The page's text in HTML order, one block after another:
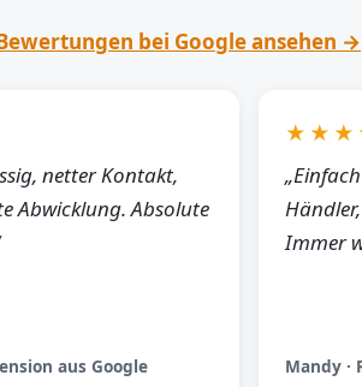
bei Google ansehen →
netter Kontakt,
Abwicklung. Absolute
aus Google
Immer
Mandy ·